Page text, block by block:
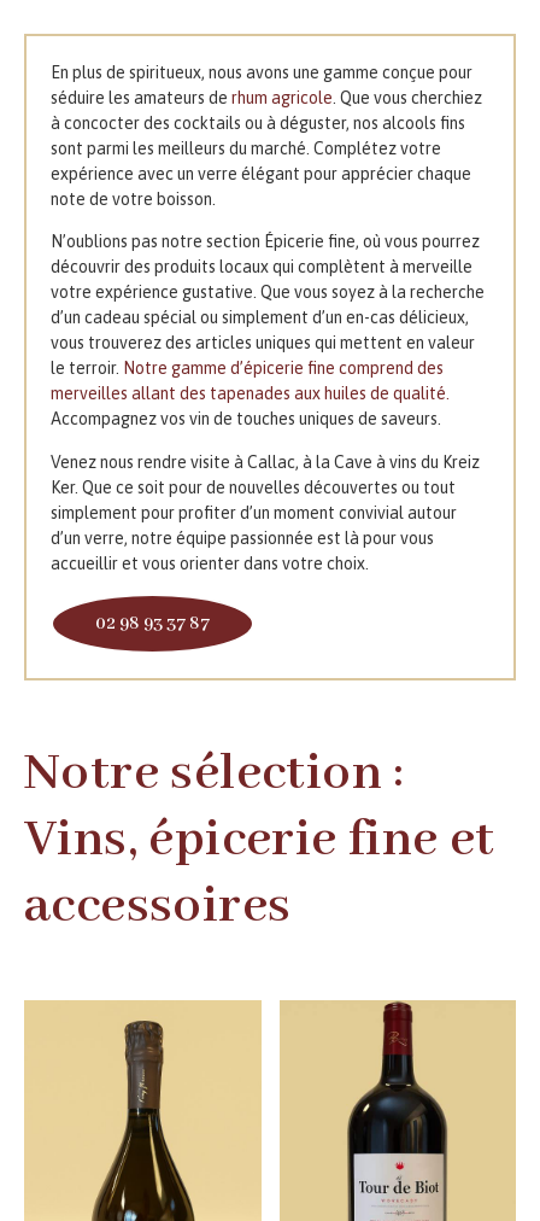
En plus de spiritueux, nous avons une gamme conçue pour
séduire les amateurs de rhum agricole . Que vous cherchiez
à concocter des cocktails ou à déguster, nos alcools fins
sont parmi les meilleurs du marché. Complétez votre
expérience avec un verre élégant pour apprécier chaque
note de votre boisson.
N’oublions pas notre section Épicerie fine, où vous pourrez
découvrir des produits locaux qui complètent à merveille
votre expérience gustative. Que vous soyez à la recherche
d’un cadeau spécial ou simplement d’un en-cas délicieux,
vous trouverez des articles uniques qui mettent en valeur
le terroir. Notre gamme d’épicerie fine comprend des
merveilles allant des tapenades aux huiles de qualité.
Accompagnez vos vin de touches uniques de saveurs.
Venez nous rendre visite à Callac, à la Cave à vins du Kreiz
Ker. Que ce soit pour de nouvelles découvertes ou tout
simplement pour profiter d’un moment convivial autour
d’un verre, notre équipe passionnée est là pour vous
accueillir et vous orienter dans votre choix.
02 98 93 37 87
Notre sélection :
Vins, épicerie fine et
accessoires